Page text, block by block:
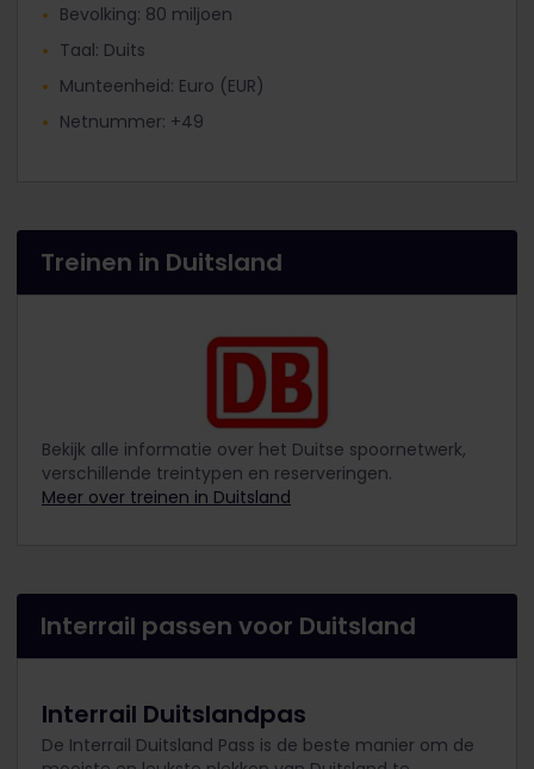
Bevolking: 80 miljoen
Taal: Duits
Munteenheid: Euro (EUR)
Netnummer: +49
Treinen in Duitsland
Bekijk alle informatie over het Duitse spoornetwerk,
verschillende treintypen en reserveringen.
Meer over treinen in Duitsland
Interrail passen voor Duitsland
Interrail Duitslandpas
De Interrail Duitsland Pass is de beste manier om de